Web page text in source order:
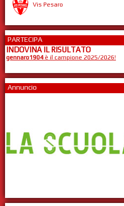
Vis Pesaro
PARTECIPA
INDOVINA IL RISULTATO
gennaro1904è il campione 2025/2026!
Annuncio